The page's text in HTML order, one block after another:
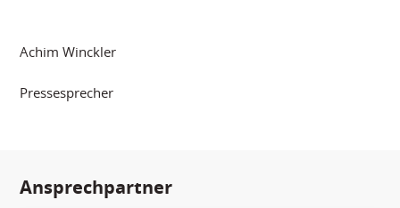
Achim Winckler
Pressesprecher
Ansprechpartner